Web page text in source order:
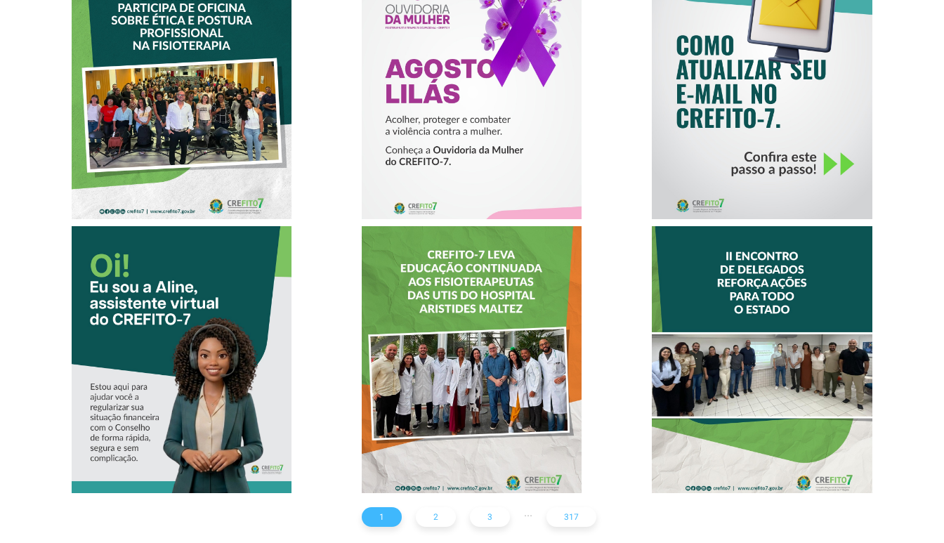
VICE-PRESIDENTE
DO CREFITO-7
PARTICIPA DE
OFICINA SOBRE
ÉTICA E POSTURA
PROFISSIONAL NA
FISIOTERAPIA
AGOSTO LILÁS –
ACOLHER,
PROTEGER E
COMBATER A
VIOLÊNCIA
CONTRA A
MULHER
COMO ATUALIZAR
SEU E-MAIL NO
CREFITO-7
CONHEÇA A
‘ALINE’,
ASSISTENTE
VIRTUAL DO
CREFITO-7
CREFITO-7 LEVA
EDUCAÇÃO
CONTINUADA AOS
FISIOTERAPEUTAS
DAS UTIs DO
HOSPITAL
ARISTIDES
MALTEZ
II ENCONTRO DE
REFORÇA AÇÕES
PARA TODO O
ESTADO
1 2 3 ... 317